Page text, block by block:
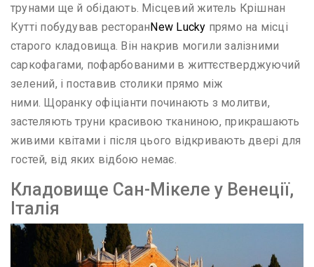
трунами ще й обідають. Місцевий житель Крішнан
Кутті побудував ресторанNew Lucky прямо на місці
старого кладовища. Він накрив могили залізними
саркофагами, пофарбованими в життєстверджуючий
зелений, і поставив столики прямо між
ними. Щоранку офіціанти починають з молитви,
застеляють труни красивою тканиною, прикрашають
живими квітами і після цього відкривають двері для
гостей, від яких відбою немає.
Кладовище Сан-Мікеле у Венеції,
Італія